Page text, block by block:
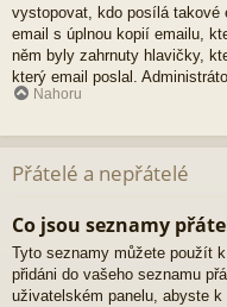
vystopovat, kdo posílá takové
email s úplnou kopií emailu,
něm byly zahrnuty hlavičky,
který email poslal.
Nahoru
Přátelé a nepřátelé
Co jsou seznamy
Tyto seznamy můžete použít
přidáni do vašeho seznamu
uživatelském panelu, abyste